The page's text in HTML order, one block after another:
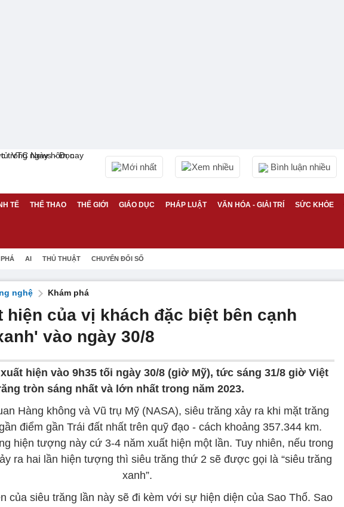
Mới nhất Xem nhiều Bình luận nhiều
TẾ THỂ THAO THẾ GIỚI GIÁO DỤC PHÁP LUẬT VĂN HÓA - GIẢI TRÍ SỨC KHỎE
AI THỦ THUẬT CHUYỂN ĐỔI SỐ
nghệ Khám phá
hiện của vị khách đặc biệt bên cạnh
vào ngày 30/8
hiện vào 9h35 tối ngày 30/8 (giờ Mỹ), tức sáng 31/8 giờ Việt
tròn sáng nhất và lớn nhất trong năm 2023.
Hàng không và Vũ trụ Mỹ (NASA), siêu trăng xảy ra khi mặt trăng
điểm gần Trái đất nhất trên quỹ đạo - cách khoảng 357.344 km.
hiện tượng này cứ 3-4 năm xuất hiện một lần. Tuy nhiên, nếu trong
ra hai lần hiện tượng thì siêu trăng thứ 2 sẽ được gọi là “siêu trăng
xanh”.
của siêu trăng lần này sẽ đi kèm với sự hiện diện của Sao Thổ. Sao